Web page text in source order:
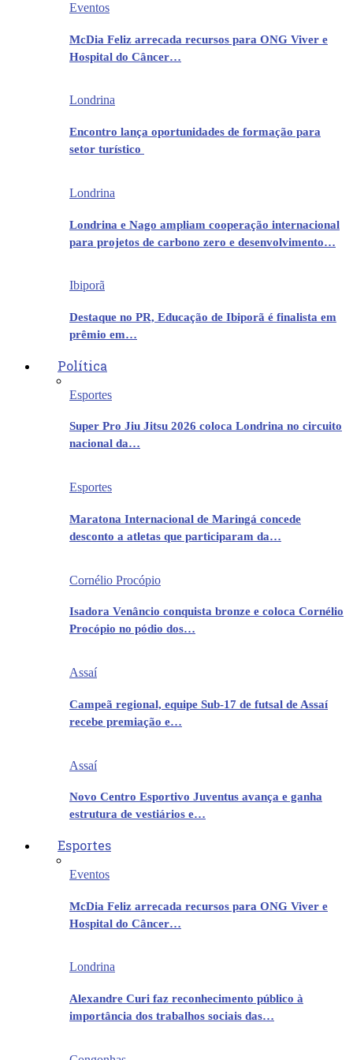
Eventos
McDia Feliz arrecada recursos para ONG Viver e
Hospital do Câncer…
Londrina
Encontro lança oportunidades de formação para
setor turístico
Londrina
Londrina e Nago ampliam cooperação internacional
para projetos de carbono zero e desenvolvimento…
Ibiporã
Destaque no PR, Educação de Ibiporã é finalista em
prêmio em…
Política
Esportes
Super Pro Jiu Jitsu 2026 coloca Londrina no circuito
nacional da…
Esportes
Maratona Internacional de Maringá concede
desconto a atletas que participaram da…
Cornélio Procópio
Isadora Venâncio conquista bronze e coloca Cornélio
Procópio no pódio dos…
Assaí
Campeã regional, equipe Sub-17 de futsal de Assaí
recebe premiação e…
Assaí
Novo Centro Esportivo Juventus avança e ganha
estrutura de vestiários e…
Esportes
Eventos
McDia Feliz arrecada recursos para ONG Viver e
Hospital do Câncer…
Londrina
Alexandre Curi faz reconhecimento público à
importância dos trabalhos sociais das…